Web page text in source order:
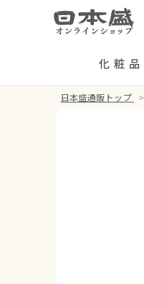
化粧品
日本盛通販トップ >